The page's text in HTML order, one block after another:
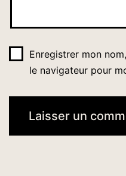
Enregistrer mon
le navigateur pour